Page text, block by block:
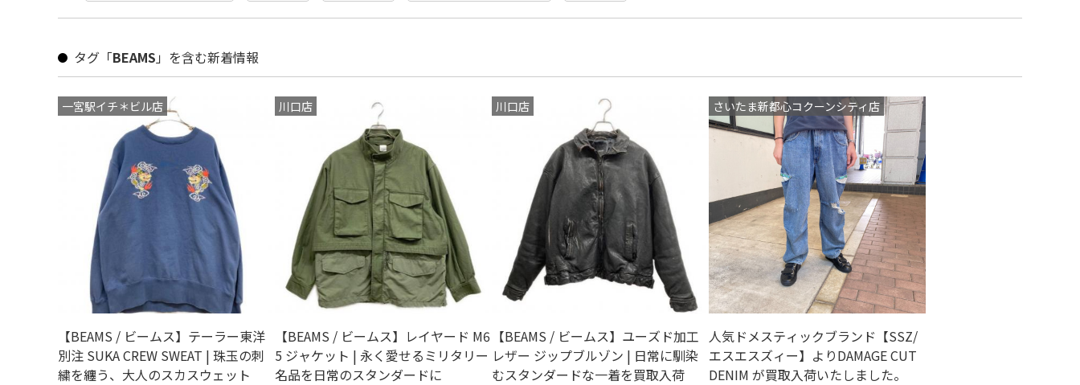
タグ「BEAMS 」を含む新着情報
一宮駅イチ＊ビル店
【BEAMS / ビームス】テーラー東洋
別注 SUKA CREW SWEAT | 珠玉の刺
繍を纏う、大人のスカスウェット
川口店
【BEAMS / ビームス】レイヤード M6
5 ジャケット | 永く愛せるミリタリー
名品を日常のスタンダードに
川口店
【BEAMS / ビームス】ユーズド加工
レザー ジップブルゾン | 日常に馴染
むスタンダードな一着を買取入荷
さいたま新都心コクーンシティ店
人気ドメスティックブランド【SSZ/
エスエスズィー】よりDAMAGE CUT
DENIM が買取入荷いたしました。